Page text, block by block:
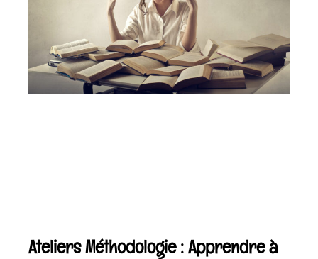
Ateliers Méthodologie : Apprendre à